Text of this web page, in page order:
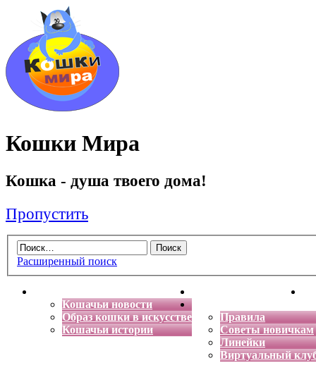
Кошки Мира
Кошка - душа твоего дома!
Пропустить
Расширенный поиск
Кошачьи новости
Образ кошки в искусстве
Кошачьи истории
Энциклопедия кошек
Правила
Советы новичкам
Линейки
Виртуальный